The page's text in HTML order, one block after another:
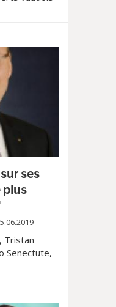
ses
plus
Tristan
Senectute,